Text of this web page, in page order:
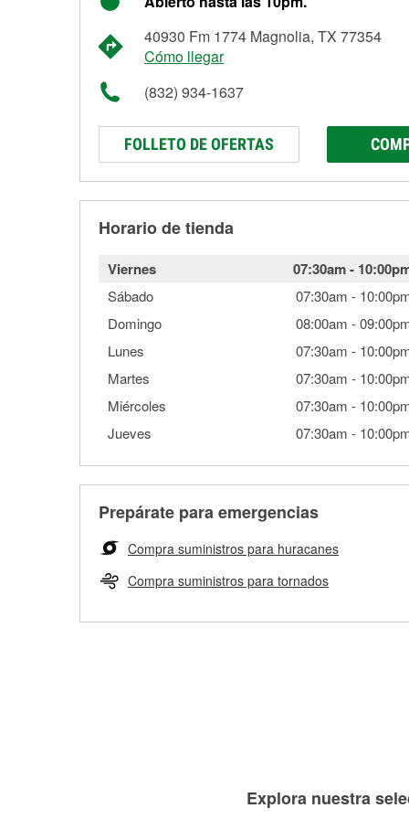
40930 Fm 1774 Magnolia, TX 77354
Cómo llegar
(832) 934-1637
FOLLETO DE OFERTAS
Horario de tienda
Viernes 07:30am-
Sábado 07:30am -
Domingo
08:00am -
Lunes
07:30am -
Martes
07:30am -
Miércoles
07:30am -
Jueves
07:30am -
Prepárate para emergencias
Compra suministros para huracanes
Compra suministros para tornados
Explora nuestra